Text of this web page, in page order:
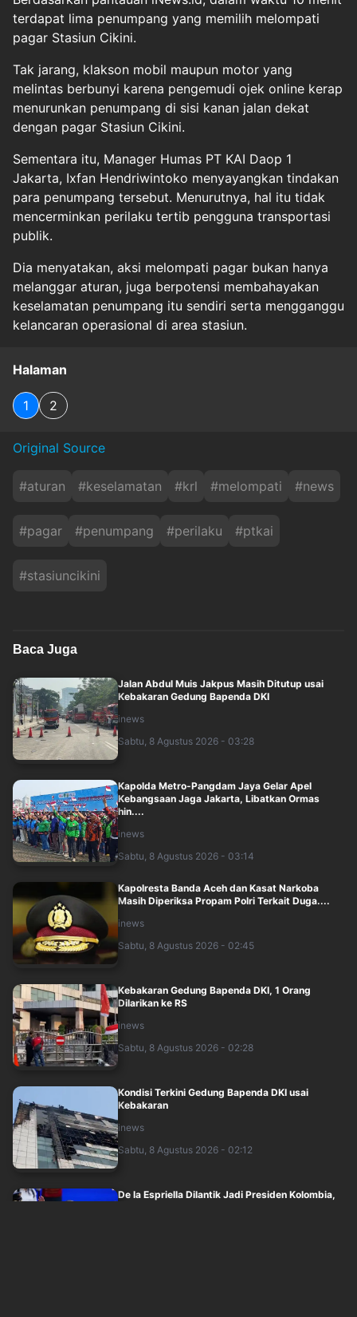
terdapat lima penumpang yang memilih melompati
pagar Stasiun Cikini.
Tak jarang, klakson mobil maupun motor yang
melintas berbunyi karena pengemudi ojek online kerap
menurunkan penumpang di sisi kanan jalan dekat
dengan pagar Stasiun Cikini.
Sementara itu, Manager Humas PT KAI Daop 1
Jakarta, Ixfan Hendriwintoko menyayangkan tindakan
para penumpang tersebut. Menurutnya, hal itu tidak
mencerminkan perilaku tertib pengguna transportasi
publik.
Dia menyatakan, aksi melompati pagar bukan hanya
melanggar aturan, juga berpotensi membahayakan
keselamatan penumpang itu sendiri serta mengganggu
kelancaran operasional di area stasiun.
Halaman
1 2
Original Source
#aturan #keselamatan #krl #melompati #news
#pagar #penumpang #perilaku #ptkai
#stasiuncikini
Baca Juga
Jalan Abdul Muis Jakpus Masih Ditutup usai
Kebakaran Gedung Bapenda DKI
inews
Sabtu, 8 Agustus 2026 - 03:28
Kapolda Metro-Pangdam Jaya Gelar Apel
Kebangsaan Jaga Jakarta, Libatkan Ormas
hin....
inews
Sabtu, 8 Agustus 2026 - 03:14
Kapolresta Banda Aceh dan Kasat Narkoba
Masih Diperiksa Propam Polri Terkait Duga....
inews
Sabtu, 8 Agustus 2026 - 02:45
Kebakaran Gedung Bapenda DKI, 1 Orang
Dilarikan ke RS
inews
Sabtu, 8 Agustus 2026 - 02:28
Kondisi Terkini Gedung Bapenda DKI usai
Kebakaran
inews
Sabtu, 8 Agustus 2026 - 02:12
De la Espriella Dilantik Jadi Presiden Kolombia,